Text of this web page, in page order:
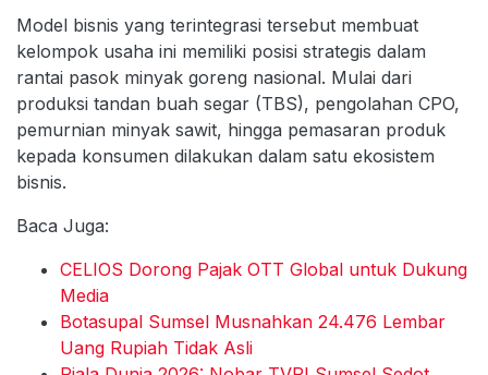
Model bisnis yang terintegrasi tersebut membuat
kelompok usaha ini memiliki posisi strategis dalam
rantai pasok minyak goreng nasional. Mulai dari
produksi tandan buah segar (TBS), pengolahan CPO,
pemurnian minyak sawit, hingga pemasaran produk
kepada konsumen dilakukan dalam satu ekosistem
bisnis.
Baca Juga:
CELIOS Dorong Pajak OTT Global untuk Dukung
Media
Botasupal Sumsel Musnahkan 24.476 Lembar
Uang Rupiah Tidak Asli